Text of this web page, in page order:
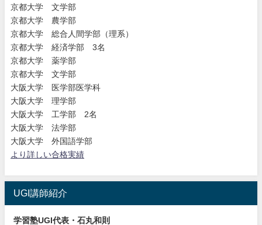
京都大学 文学部
京都大学 農学部
京都大学 総合人間学部（理系）
京都大学 経済学部 3名
京都大学 薬学部
京都大学 文学部
大阪大学 医学部医学科
大阪大学 理学部
大阪大学 工学部 2名
大阪大学 法学部
大阪大学 外国語学部
より詳しい合格実績
UGI講師紹介
学習塾UGI代表・石丸和則